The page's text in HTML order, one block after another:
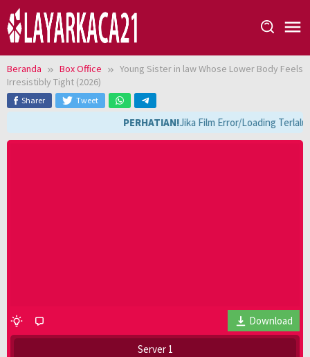
Loncat
ke
konten
Beranda Box Office
Young Sister in law Whose Lower Body Feels
Irresistibly Tight (2026)
Sharer Tweet
PERHATIAN!Jika Film Error/Loading Terlalu
Download
Server 1